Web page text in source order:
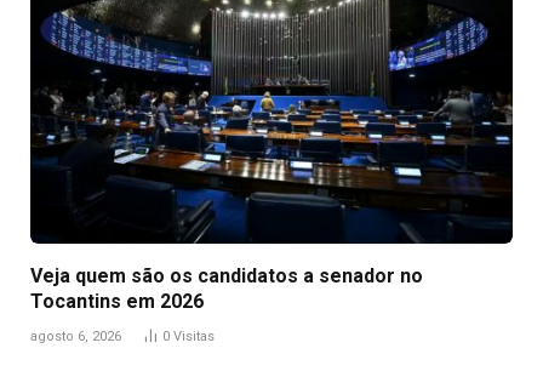
Veja quem são os candidatos a senador no
Tocantins em 2026
agosto 6, 2026 0 Visitas